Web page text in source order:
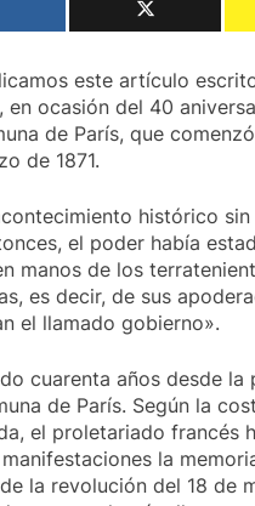
este artículo
en ocasión del 40
de París, que
de 1871.
histórico
el poder había
manos de los
es decir, de sus
el llamado gobierno».
cuarenta años desde la
de París. Según la
el proletariado francés
la
la revolución del 18 de